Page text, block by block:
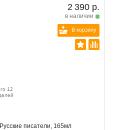
2 390 р.
в наличии
В корзину
12
писатели, 165мл